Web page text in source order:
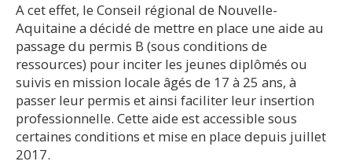
A cet effet, le Conseil régional de Nouvelle-
Aquitaine a décidé de mettre en place une aide au
passage du permis B (sous conditions de
ressources) pour inciter les jeunes diplômés ou
suivis en mission locale âgés de 17 à 25 ans, à
passer leur permis et ainsi faciliter leur insertion
professionnelle. Cette aide est accessible sous
certaines conditions et mise en place depuis juillet
2017.